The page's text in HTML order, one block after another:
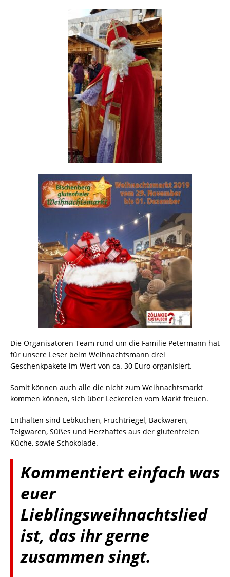
Die Organisatoren Team rund um die Familie Petermann hat
für unsere Leser beim Weihnachtsmann drei
Geschenkpakete im Wert von ca. 30 Euro organisiert.
Somit können auch alle die nicht zum Weihnachtsmarkt
kommen können, sich über Leckereien vom Markt freuen.
Enthalten sind Lebkuchen, Fruchtriegel, Backwaren,
Teigwaren, Süßes und Herzhaftes aus der glutenfreien
Küche, sowie Schokolade.
Kommentiert einfach was
euer
Lieblingsweihnachtslied
ist, das ihr gerne
zusammen singt.